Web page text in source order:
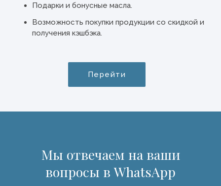
Подарки и бонусные масла.
Возможность покупки продукции со скидкой и
получения кэшбэка.
Перейти
Мы отвечаем на ваши
вопросы в WhatsApp